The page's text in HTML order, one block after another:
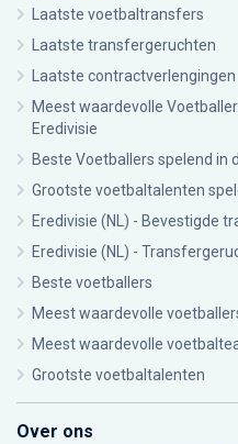
Laatste voetbaltransfers
Laatste transfergeruchten
Laatste contractverlengingen
Meest waardevolle
Eredivisie
Beste Voetballers spelend in
Grootste voetbaltalenten
Eredivisie (NL) - Bevestigde
Eredivisie (NL) -
Beste voetballers
Meest waardevolle
Meest waardevolle
Grootste voetbaltalenten
Over ons